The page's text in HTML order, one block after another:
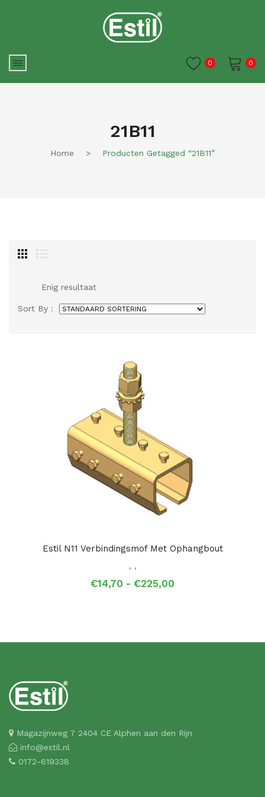
0
0
21B11
Home > Producten Getagged “21B11”
Enig resultaat
Sort By :
Estil N11 Verbindingsmof Met Ophangbout
, ,
€14,70 - €225,00
Magazijnweg 7 2404 CE Alphen aan den Rijn
info@estil.nl
0172-619338